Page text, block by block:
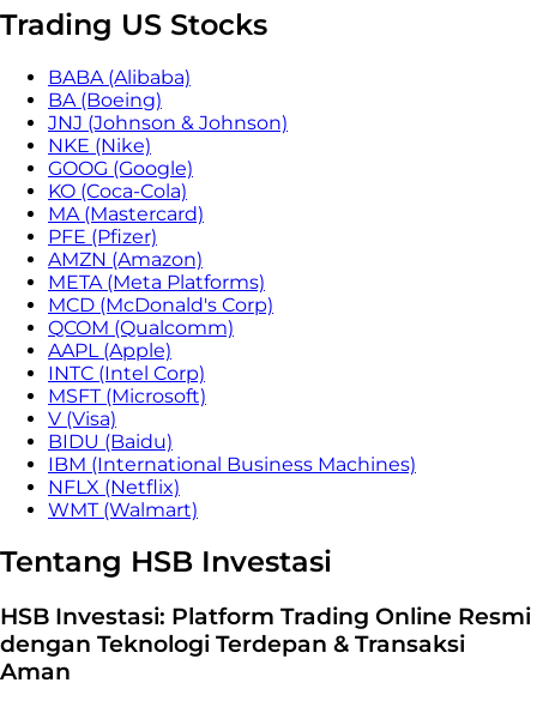
Trading US Stocks
BABA (Alibaba)
BA (Boeing)
JNJ (Johnson & Johnson)
NKE (Nike)
GOOG (Google)
KO (Coca-Cola)
MA (Mastercard)
PFE (Pfizer)
AMZN (Amazon)
META (Meta Platforms)
MCD (McDonald's Corp)
QCOM (Qualcomm)
AAPL (Apple)
INTC (Intel Corp)
MSFT (Microsoft)
V (Visa)
BIDU (Baidu)
IBM (International Business Machines)
NFLX (Netflix)
WMT (Walmart)
Tentang HSB Investasi
HSB Investasi: Platform Trading Online Resmi
dengan Teknologi Terdepan & Transaksi
Aman